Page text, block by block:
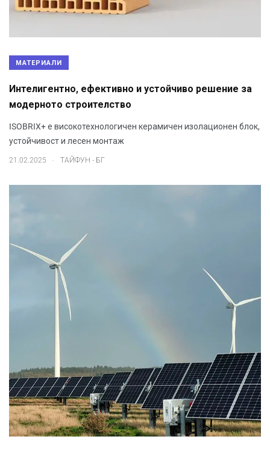
МАТЕРИАЛИ
Интелигентно, ефективно и устойчиво решение за
модерното строителство
ISOBRIX+ е високотехнологичен керамичен изолационен блок,
устойчивост и лесен монтаж
21.02.2025 . ТАЙФУН - БГ